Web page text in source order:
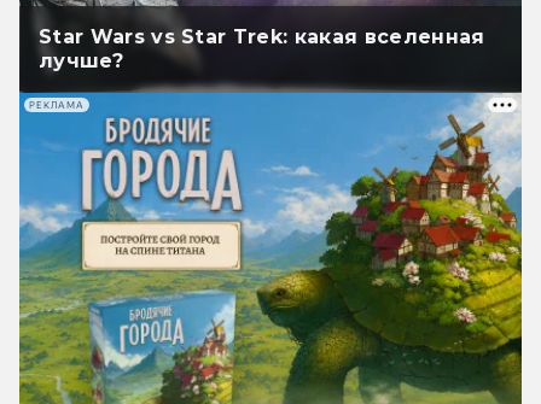
Star Wars vs Star Trek: какая вселенная
лучше?
РЕКЛАМА